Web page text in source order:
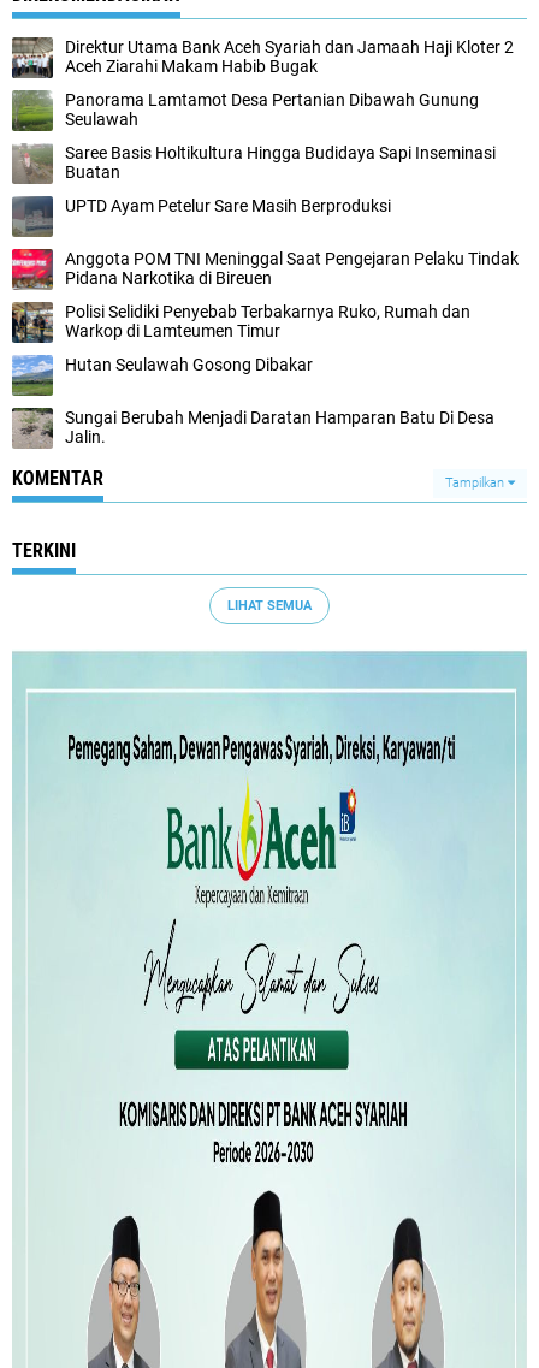
Direktur Utama Bank Aceh Syariah dan Jamaah Haji Kloter 2
Aceh Ziarahi Makam Habib Bugak
Panorama Lamtamot Desa Pertanian Dibawah Gunung
Seulawah
Saree Basis Holtikultura Hingga Budidaya Sapi Inseminasi
Buatan
UPTD Ayam Petelur Sare Masih Berproduksi
Anggota POM TNI Meninggal Saat Pengejaran Pelaku Tindak
Pidana Narkotika di Bireuen
Polisi Selidiki Penyebab Terbakarnya Ruko, Rumah dan
Warkop di Lamteumen Timur
Hutan Seulawah Gosong Dibakar
Sungai Berubah Menjadi Daratan Hamparan Batu Di Desa
Jalin.
KOMENTAR Tampilkan
TERKINI
LIHAT SEMUA